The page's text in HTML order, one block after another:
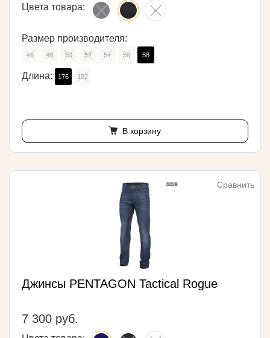
Цвета товара:
Размер производителя:
46 48 50 52 54 56 58
Длина: 176 182
В корзину
Сравнить
Джинсы PENTAGON Tactical Rogue
7 300 руб.